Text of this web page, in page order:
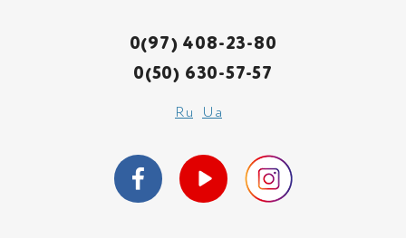
0(97) 408-23-80
0(50) 630-57-57
Ru Ua